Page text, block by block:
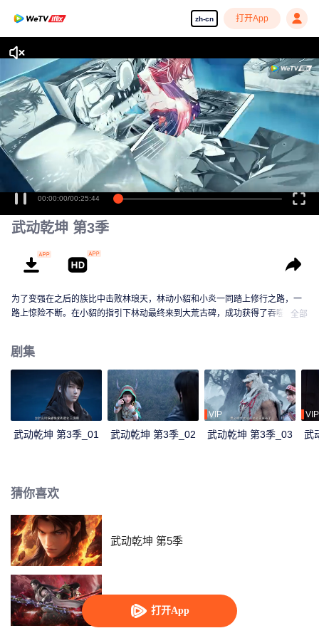
zh-cn 打开App
打开App
00:00:00/00:25:44
武动乾坤 第3季
为了变强在之后的族比中击败林琅天，林动小貂和小炎一同踏上修行之路，一
路上惊险不断。在小貂的指引下林动最终来到大荒古碑，成功获得了吞噬祖符
全部
剧集
武动乾坤 第3季_01 武动乾坤 第3季_02
VIP
武动乾坤 第3季_03
VIP
武
猜你喜欢
武动乾坤 第5季